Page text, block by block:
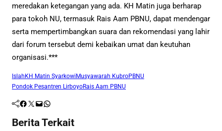
meredakan ketegangan yang ada. KH Matin juga berharap
para tokoh NU, termasuk Rais Aam PBNU, dapat mendengar
serta mempertimbangkan suara dan rekomendasi yang lahir
dari forum tersebut demi kebaikan umat dan keutuhan
organisasi.***
Islah KH Matin Syarkowi Musyawarah KubroPBNU
Pondok Pesantren LirboyoRais Aam PBNU
Facebook Twitter Mail WhatsApp
Berita Terkait